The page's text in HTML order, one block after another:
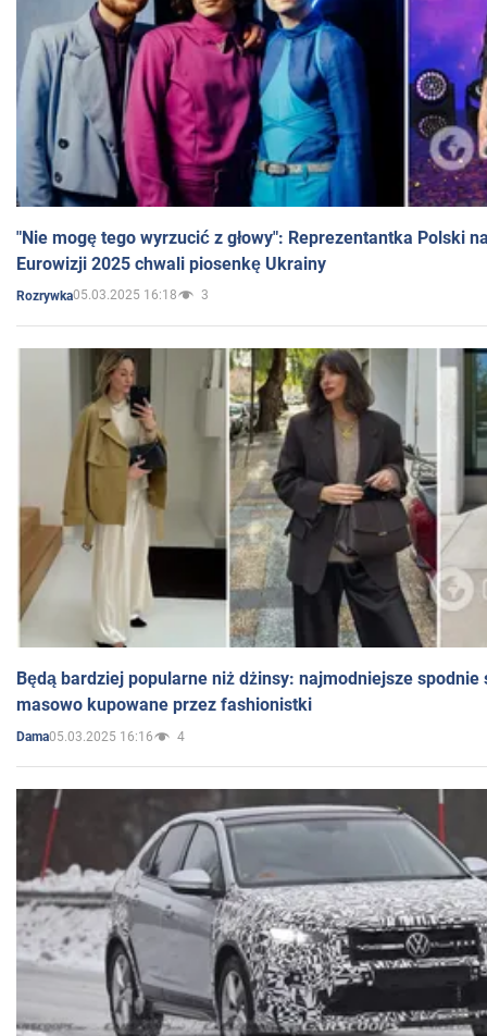
"Nie mogę tego wyrzucić z głowy": Reprezentantka Polski
Eurowizji 2025 chwali piosenkę Ukrainy
Rozrywka05.03.2025 16:18 3
Będą bardziej popularne niż dżinsy: najmodniejsze spodnie
masowo kupowane przez fashionistki
Dama05.03.2025 16:16 4